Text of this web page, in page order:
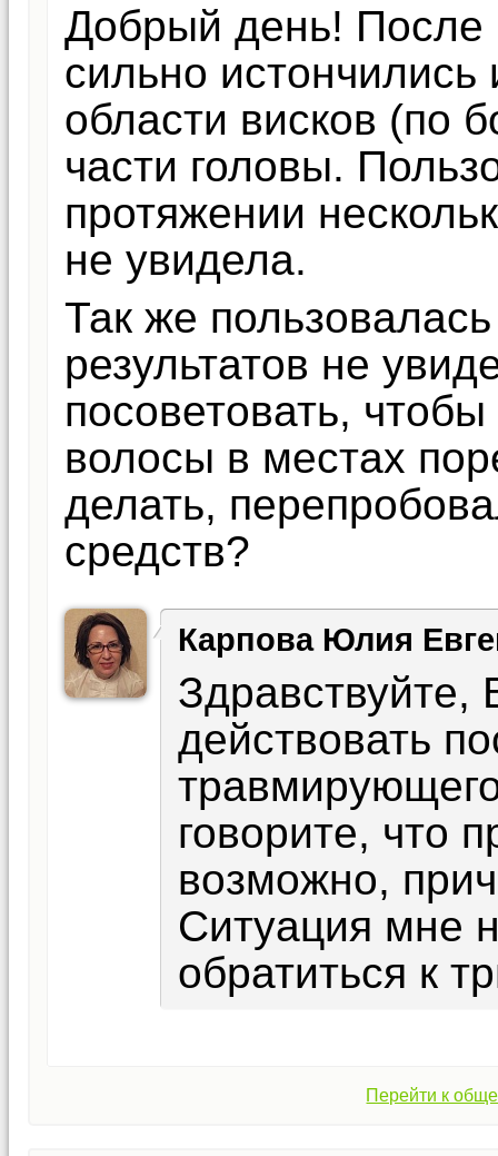
Добрый день!
сильно
области висков (по
части головы.
протяжении
не увидела.
Так же
результатов не
посоветовать,
волосы в местах
делать,
средств?
Карпова Юлия
действовать
говорите, что
возможно,
Ситуация мне
обратиться к
Перейти к